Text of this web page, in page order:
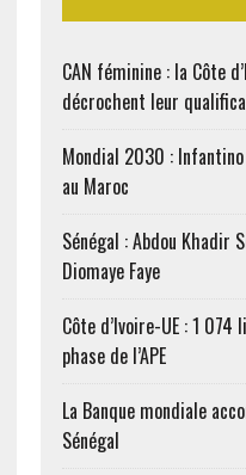
CAN féminine : la Côte
décrochent leur
Mondial 2030 :
au Maroc
Sénégal : Abdou Khadir
Diomaye Faye
Côte d’Ivoire-UE : 1
phase de l’APE
La Banque mondiale
Sénégal